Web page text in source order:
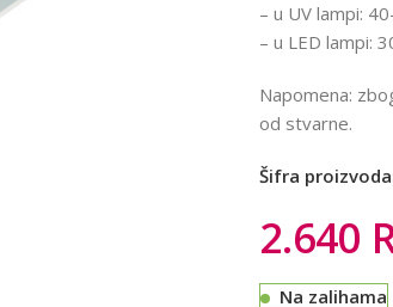
– u UV lampi:
– u LED lampi:
Napomena:
od stvarne.
Šifra
2.640
Na zalihama